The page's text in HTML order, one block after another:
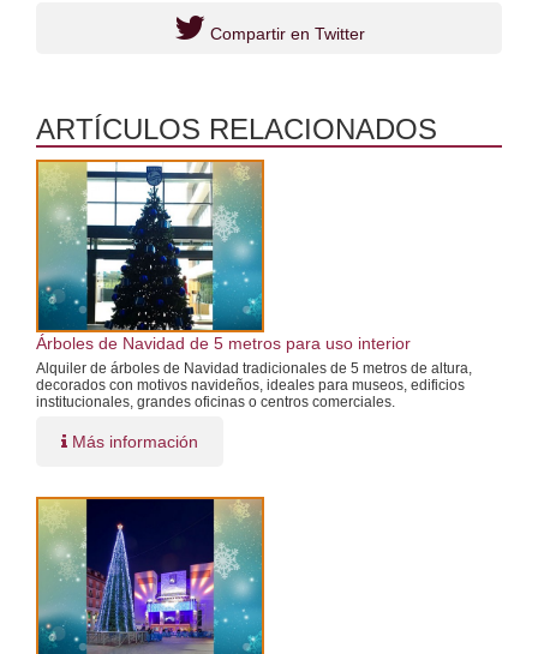
Compartir en Twitter
ARTÍCULOS RELACIONADOS
Árboles de Navidad de 5 metros para uso interior
Alquiler de árboles de Navidad tradicionales de 5 metros de altura,
decorados con motivos navideños, ideales para museos, edificios
institucionales, grandes oficinas o centros comerciales.
Más información